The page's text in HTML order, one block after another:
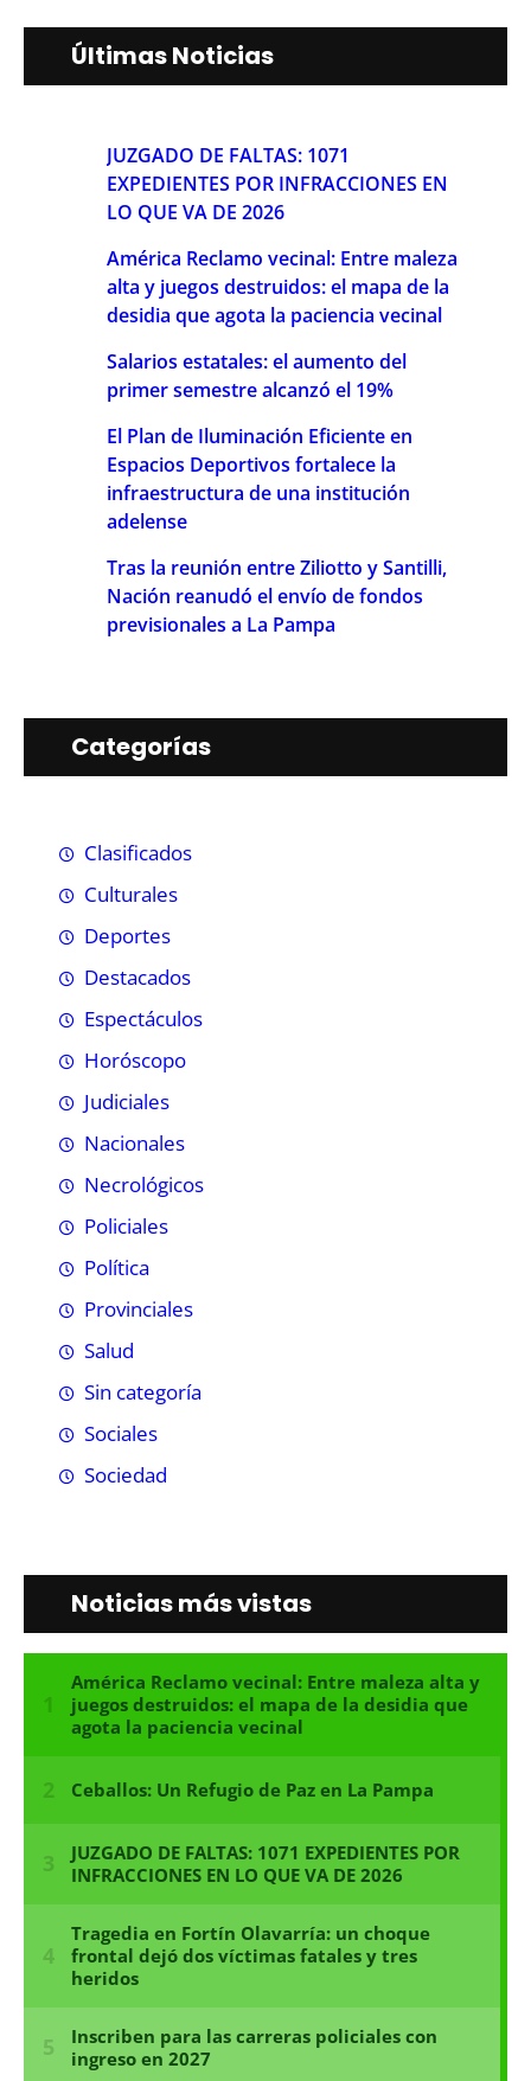
Últimas Noticias
JUZGADO DE FALTAS: 1071
EXPEDIENTES POR INFRACCIONES EN
LO QUE VA DE 2026
América Reclamo vecinal: Entre maleza
alta y juegos destruidos: el mapa de la
desidia que agota la paciencia vecinal
Salarios estatales: el aumento del
primer semestre alcanzó el 19%
El Plan de Iluminación Eficiente en
Espacios Deportivos fortalece la
infraestructura de una institución
adelense
Tras la reunión entre Ziliotto y Santilli,
Nación reanudó el envío de fondos
previsionales a La Pampa
Categorías
Clasificados
Culturales
Deportes
Destacados
Espectáculos
Horóscopo
Judiciales
Nacionales
Necrológicos
Policiales
Política
Provinciales
Salud
Sin categoría
Sociales
Sociedad
Noticias más vistas